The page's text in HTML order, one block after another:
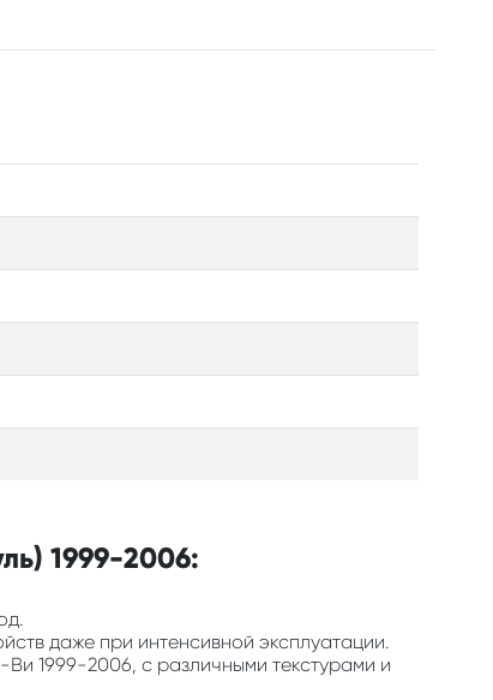
1999-2006:
даже при интенсивной эксплуатации.
1999-2006, с различными текстурами и